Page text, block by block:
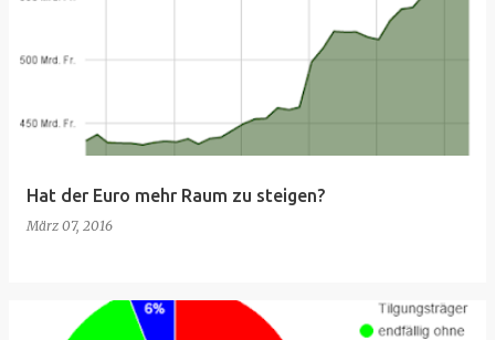
Hat der Euro mehr Raum zu steigen?
März 07, 2016